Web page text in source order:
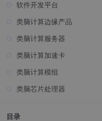
软件开发平台
类脑计算边缘产品
类脑计算服务器
类脑计算加速卡
类脑计算模组
类脑芯片处理器
目录